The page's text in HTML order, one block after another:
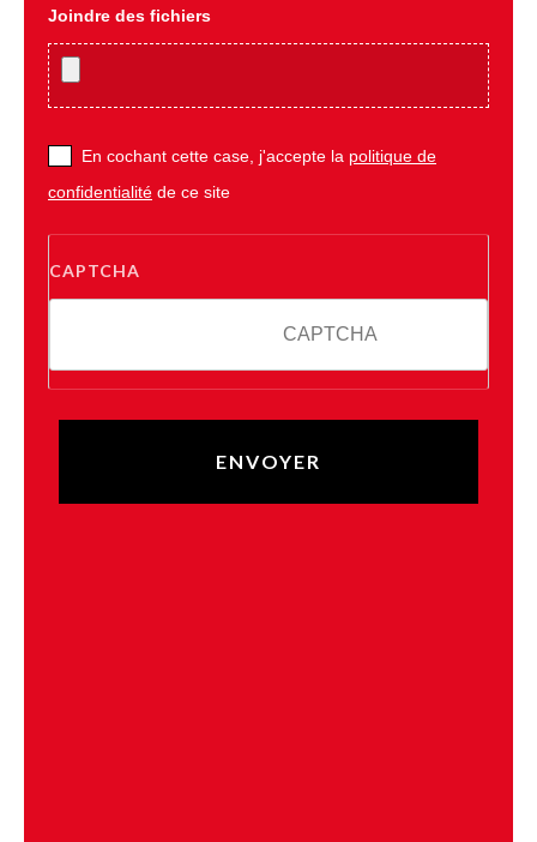
Joindre des fichiers
En cochant cette case, j'accepte la politique de
confidentialité de ce site
CAPTCHA